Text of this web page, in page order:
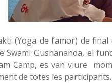
(Yoga de l’amor) de
Swami Gushananda, el
Camp, es van viure
de totes les participants.